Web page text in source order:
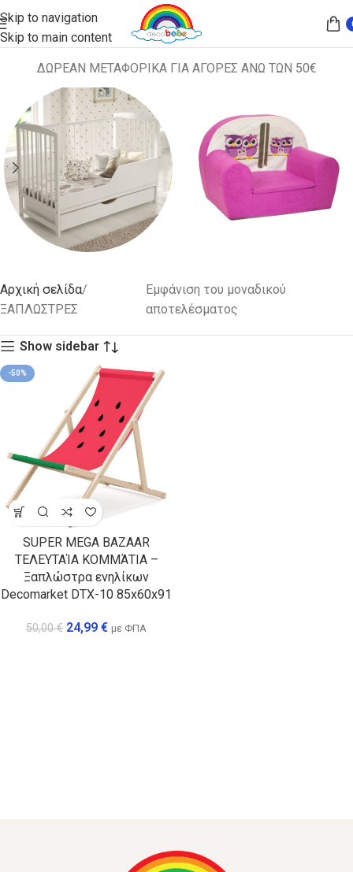
Skip to navigation
Skip to main content
ΔΩΡΕΑΝ ΜΕΤΑΦΟΡΙΚΑ ΓΙΑ ΑΓΟΡΕΣ ΑΝΩ ΤΩΝ 50€
2 προϊόντα
ΚΑΘΙΣΜΑΤΑ
52 προϊόντα
Αρχική σελίδα
ΞΑΠΛΩΣΤΡΕΣ
Εμφάνιση του μοναδικού
αποτελέσματος
Show sidebar
-50%
SUPER MEGA BAZAAR
ΤΕΛΕΥΤΑΊΑ ΚΟΜΜΆΤΙΑ –
Ξαπλώστρα ενηλίκων
Decomarket DTX-10 85x60x91
50,00€ 24,99 € με ΦΠΑ